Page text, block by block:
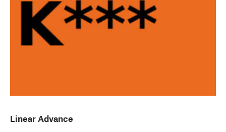
Linear Advance